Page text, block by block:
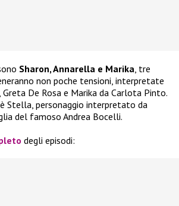
Sharon, Annarella e Marika , tre
non poche tensioni, interpretate
Greta De Rosa e Marika da Carlota Pinto.
Stella, personaggio interpretato da
del famoso Andrea Bocelli.
degli episodi: